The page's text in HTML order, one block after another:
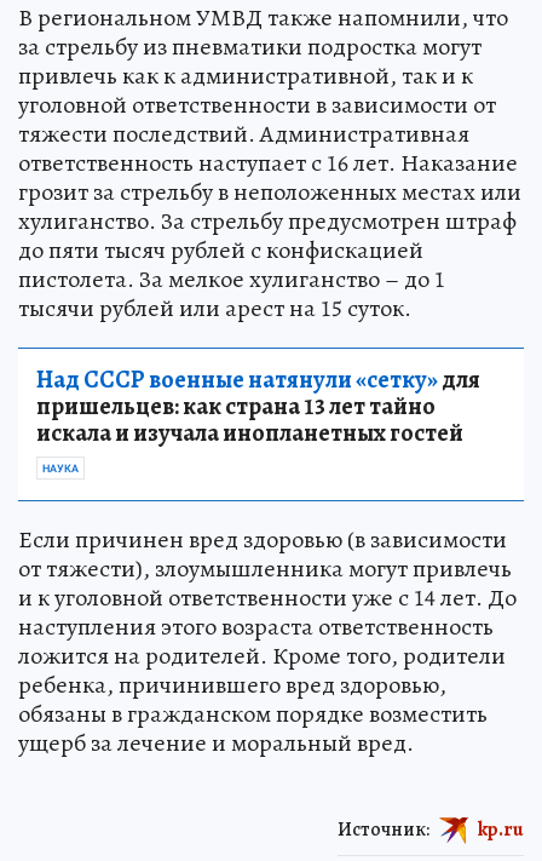
В региональном УМВД также напомнили, что
за стрельбу из пневматики подростка могут
привлечь как к административной, так и к
уголовной ответственности в зависимости от
тяжести последствий. Административная
ответственность наступает с 16 лет. Наказание
грозит за стрельбу в неположенных местах или
хулиганство. За стрельбу предусмотрен штраф
до пяти тысяч рублей с конфискацией
пистолета. За мелкое хулиганство – до 1
тысячи рублей или арест на 15 суток.
Над СССР военные натянули «сетку»для
пришельцев: как страна 13 лет тайно
искала и изучала инопланетных гостей
НАУКА
Если причинен вред здоровью (в зависимости
от тяжести), злоумышленника могут привлечь
и к уголовной ответственности уже с 14 лет. До
наступления этого возраста ответственность
ложится на родителей. Кроме того, родители
ребенка, причинившего вред здоровью,
обязаны в гражданском порядке возместить
ущерб за лечение и моральный вред.
Источник: kp.ru